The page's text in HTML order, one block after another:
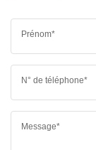
Prénom*
N° de téléphone*
Message*